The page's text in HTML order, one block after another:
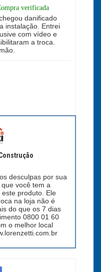
verificada
danificado
instalação. Entrei
com vídeo e
a troca.
desculpas por sua
você tem a
produto. Ele
na loja não é
do que os 7 dias
0800 01 60
o melhor local